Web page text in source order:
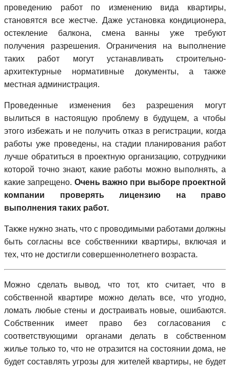
проведению работ по изменению вида квартиры,
становятся все жестче. Даже установка кондиционера,
остекление балкона, смена ванны уже требуют
получения разрешения. Ограничения на выполнение
таких работ могут устанавливать строительно-
архитектурные нормативные документы, а также
местная администрация.
Проведенные изменения без разрешения могут
вылиться в настоящую проблему в будущем, а чтобы
этого избежать и не получить отказ в регистрации, когда
работы уже проведены, на стадии планирования работ
лучше обратиться в проектную организацию, сотрудники
которой точно знают, какие работы можно выполнять, а
какие запрещено. Очень важно при выборе проектной
компании проверять лицензию на право
выполнения таких работ.
Также нужно знать, что с проводимыми работами должны
быть согласны все собственники квартиры, включая и
тех, что не достигли совершеннолетнего возраста.
Можно сделать вывод, что тот, кто считает, что в
собственной квартире можно делать все, что угодно,
ломать любые стены и достраивать новые, ошибаются.
Собственник имеет право без согласования с
соответствующими органами делать в собственном
жилье только то, что не отразится на состоянии дома, не
будет составлять угрозы для жителей квартиры, не будет